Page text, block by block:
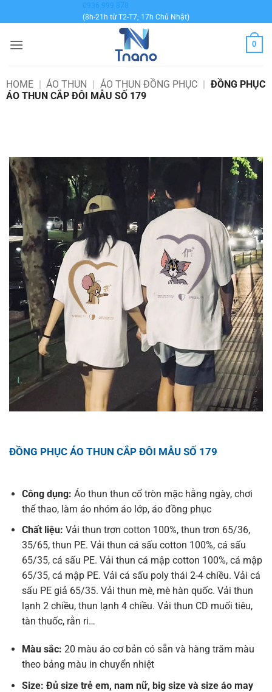
qua
dung
0936 999 878
(8h-21h từ T2-T7; 17h Chủ Nhật)
0
HOME | ÁO THUN | ÁO THUN ĐỒNG PHỤC | ĐỒNG PHỤC
ÁO THUN CẮP ĐÔI MẪU SỐ 179
ĐỒNG PHỤC ÁO THUN CẮP ĐÔI MẪU SỐ 179
Công dụng: Áo thun thun cổ tròn mặc hằng ngày, chơi
thể thao, làm áo nhóm áo lớp, áo đồng phục
Chất liệu: Vải thun trơn cotton 100%, thun trơn 65/36,
35/65, thun PE. Vải thun cá sấu cotton 100%, cá sấu
65/35, cá sấu PE. Vải thun cá mập cotton 100%, cá mập
65/35, cá mập PE. Vải cá sấu poly thái 2-4 chiều. Vải cá
sấu PE giả 65/35. Vải thun mè, mè hàn quốc. Vải thun
lạnh 2 chiều, thun lạnh 4 chiều. Vải thun CD muối tiêu,
tàn thuốc, rằn ri…
Màu sắc: 20 màu áo cơ bản có sẵn và hàng trăm màu
theo bảng màu in chuyển nhiệt
Size: Đủ size trẻ em, nam nữ, big size và size áo may